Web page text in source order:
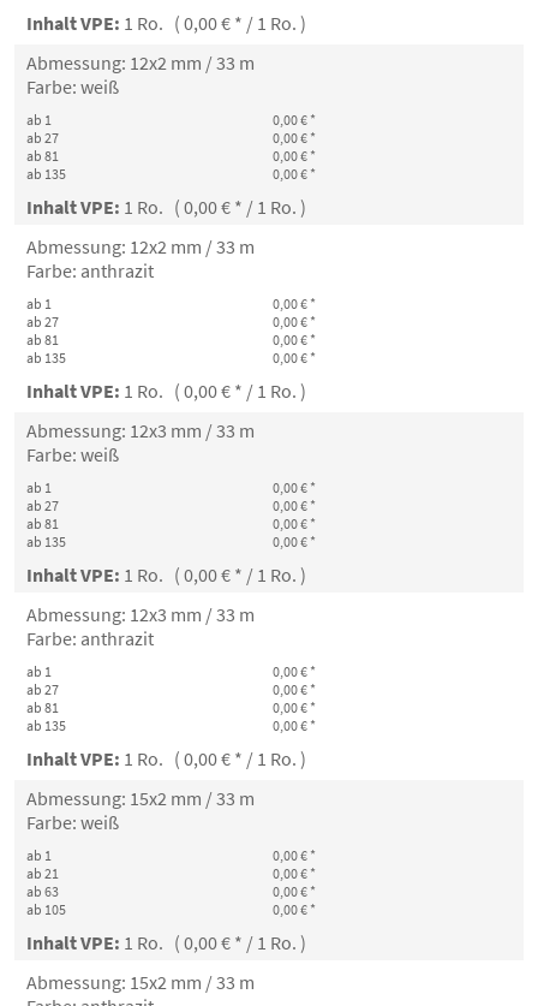
Inhalt VPE: 1 Ro. ( 0,00 € * / 1 Ro. )
Abmessung: 12x2 mm / 33 m
Farbe: weiß
ab 1
0,00 € *
ab 27
0,00 € *
ab 81
0,00 € *
ab 135
0,00 € *
Inhalt VPE: 1 Ro. ( 0,00 € * / 1 Ro. )
Abmessung: 12x2 mm / 33 m
Farbe: anthrazit
ab 1
0,00 € *
ab 27
0,00 € *
ab 81
0,00 € *
ab 135
0,00 € *
Inhalt VPE: 1 Ro. ( 0,00 € * / 1 Ro. )
Abmessung: 12x3 mm / 33 m
Farbe: weiß
ab 1
0,00 € *
ab 27
0,00 € *
ab 81
0,00 € *
ab 135
0,00 € *
Inhalt VPE: 1 Ro. ( 0,00 € * / 1 Ro. )
Abmessung: 12x3 mm / 33 m
Farbe: anthrazit
ab 1
0,00 € *
ab 27
0,00 € *
ab 81
0,00 € *
ab 135
0,00 € *
Inhalt VPE: 1 Ro. ( 0,00 € * / 1 Ro. )
Abmessung: 15x2 mm / 33 m
Farbe: weiß
ab 1
0,00 € *
ab 21
0,00 € *
ab 63
0,00 € *
ab 105
0,00 € *
Inhalt VPE: 1 Ro. ( 0,00 € * / 1 Ro. )
Abmessung: 15x2 mm / 33 m